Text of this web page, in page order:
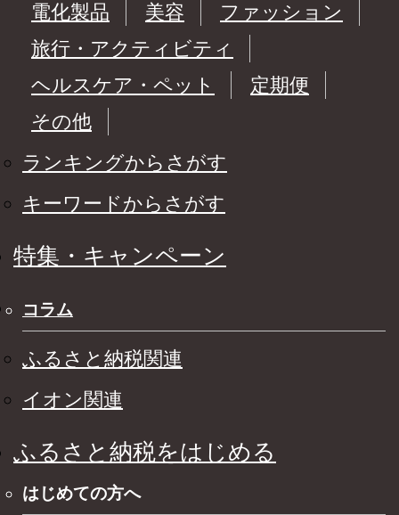
電化製品
美容
ファッション
旅行・アクティビティ
ヘルスケア・ペット
定期便
その他
ランキングからさがす
キーワードからさがす
特集・キャンペーン
コラム
ふるさと納税関連
イオン関連
ふるさと納税をはじめる
はじめての方へ